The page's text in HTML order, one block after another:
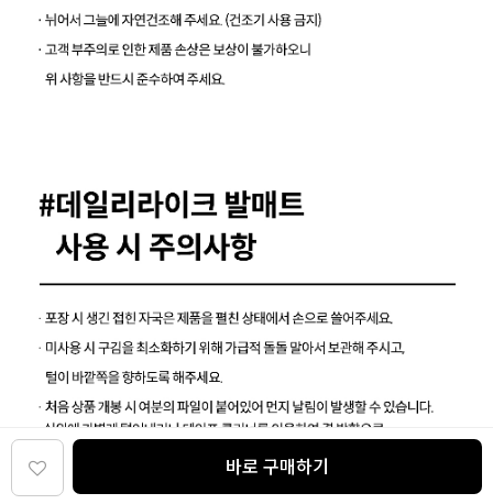
바로 구매하기